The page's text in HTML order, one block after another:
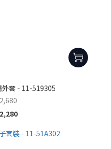
套 - 11-519305